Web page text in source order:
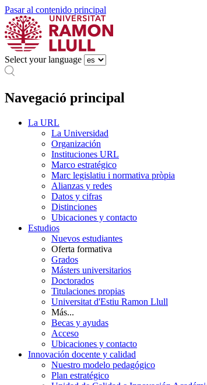
Pasar al contenido principal
Select your language
Navegació principal
La URL
La Universidad
Organización
Instituciones URL
Marco estratégico
Marc legislatiu i normativa pròpia
Alianzas y redes
Datos y cifras
Distinciones
Ubicaciones y contacto
Estudios
Nuevos estudiantes
Oferta formativa
Grados
Másters universitarios
Doctorados
Titulaciones propias
Universitat d'Estiu Ramon Llull
Más...
Becas y ayudas
Acceso
Ubicaciones y contacto
Innovación docente y calidad
Nuestro modelo pedagógico
Plan estratégico